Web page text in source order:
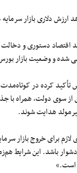
بازار سرمایه در پی ریزش
اقتصاد دستوری و
و وضعیت بازار بورس
کرده در
سوی دولت، همراه با
هدایت شوند.
برای خروج بازار
باشد. این شرایط
است.»